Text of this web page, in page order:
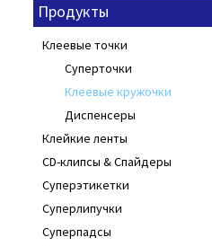
Продукты
Клеевые точки
Суперточки
Клеевые кружочки
Диспенсеры
Клейкие ленты
CD-клипсы & Спайдеры
Суперэтикетки
Суперлипучки
Суперпадсы